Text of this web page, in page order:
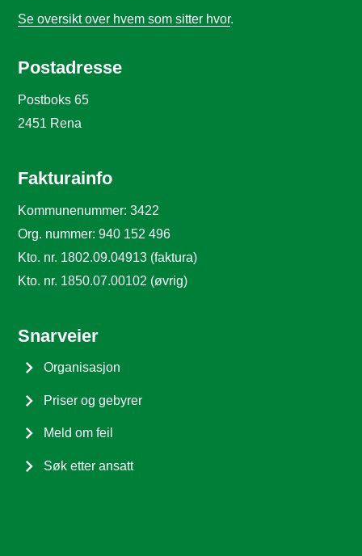
Se oversikt over hvem som sitter hvor.
Postadresse
Postboks 65
2451 Rena
Fakturainfo
Kommunenummer: 3422
Org. nummer: 940 152 496
Kto. nr. 1802.09.04913 (faktura)
Kto. nr. 1850.07.00102 (øvrig)
Snarveier
Organisasjon
Priser og gebyrer
Meld om feil
Søk etter ansatt